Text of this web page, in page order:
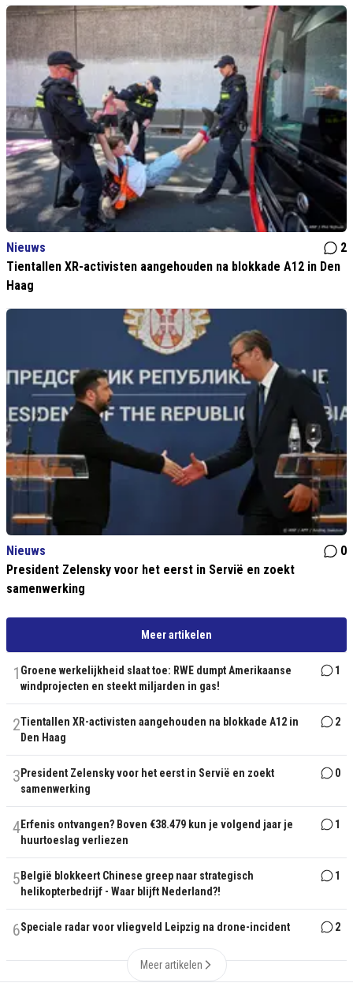
Nieuws
2
Tientallen XR-activisten aangehouden na blokkade A12 in Den
Haag
Nieuws
0
President Zelensky voor het eerst in Servië en zoekt
samenwerking
Meer artikelen
1 Groene werkelijkheid slaat toe: RWE dumpt Amerikaanse
windprojecten en steekt miljarden in gas!
1
2Tientallen XR-activisten aangehouden na blokkade A12 in
Den Haag
2
3 President Zelensky voor het eerst in Servië en zoekt
samenwerking
0
4Erfenis ontvangen? Boven €38.479 kun je volgend jaar je
huurtoeslag verliezen
1
5 België blokkeert Chinese greep naar strategisch
helikopterbedrijf - Waar blijft Nederland?!
1
6Speciale radar voor vliegveld Leipzig na drone-incident 2
Meer artikelen